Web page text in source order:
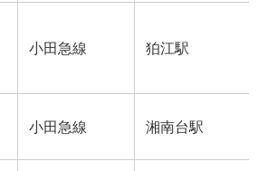
小田急線 狛江駅
小田急線 湘南台駅